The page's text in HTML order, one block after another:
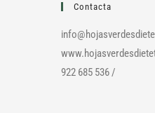
Contacta
922 685 536 /